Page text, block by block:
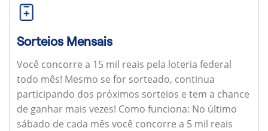
Sorteios Mensais
Você concorre a 15 mil reais pela loteria federal
todo mês! Mesmo se for sorteado, continua
participando dos próximos sorteios e tem a chance
de ganhar mais vezes! Como funciona: No último
sábado de cada mês você concorre a 5 mil reais